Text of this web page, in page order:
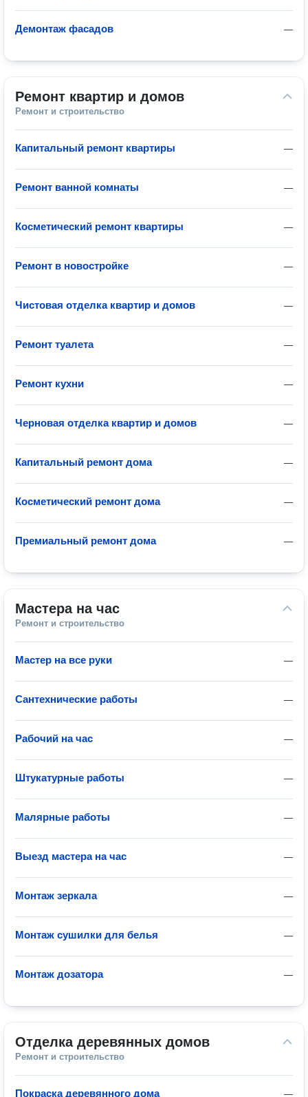
—
Демонтаж фасадов
Ремонт квартир и домов
Ремонт и строительство
—
Капитальный ремонт квартиры
—
Ремонт ванной комнаты
—
Косметический ремонт квартиры
—
Ремонт в новостройке
—
Чистовая отделка квартир и домов
—
Ремонт туалета
—
Ремонт кухни
—
Черновая отделка квартир и домов
—
Капитальный ремонт дома
—
Косметический ремонт дома
—
Премиальный ремонт дома
Мастера на час
Ремонт и строительство
—
Мастер на все руки
—
Сантехнические работы
—
Рабочий на час
—
Штукатурные работы
—
Малярные работы
—
Выезд мастера на час
—
Монтаж зеркала
—
Монтаж сушилки для белья
—
Монтаж дозатора
Отделка деревянных домов
Ремонт и строительство
—
Покраска деревянного дома